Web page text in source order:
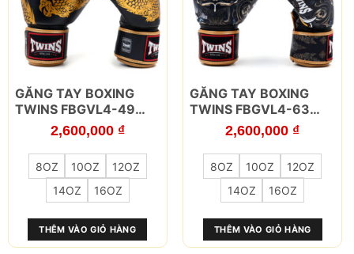
sản
8OZ 10OZ
12OZ
14OZ
16OZ
GĂNG TAY BOXING
TWINS FBGVL4-49
ĐEN VÀNG2,600,000 ₫
THÊM VÀO GIỎ HÀNG
Sản
phẩm
có
nhiều
biến
thể.
Các
chọn
có
8OZ 10OZ
12OZ
14OZ
16OZ
GĂNG TAY BOXING
TWINS FBGVL4-63
YAK THAI2,600,000 ₫
THÊM VÀO GIỎ HÀNG
Sản
phẩm
có
nhiều
biến
thể.
Các
chọn
có